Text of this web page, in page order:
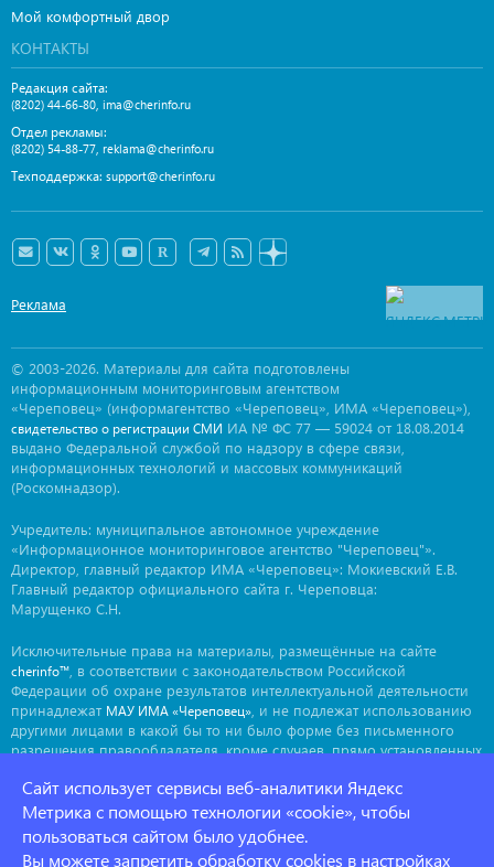
Мой комфортный двор
КОНТАКТЫ
Редакция сайта:
(8202) 44-66-80 ima@cherinfo.ru
Отдел рекламы:
(8202) 54-88-77 reklama@cherinfo.ru
Техподдержка: support@cherinfo.ru
Реклама
© 2003-2026. Материалы для сайта подготовлены
информационным мониторинговым агентством
«Череповец» (информагентство «Череповец», ИМА «Череповец»),
свидетельство о регистрации СМИ ИА № ФС 77 — 59024 от 18.08.2014
выдано Федеральной службой по надзору в сфере связи,
информационных технологий и массовых коммуникаций
(Роскомнадзор).
Учредитель: муниципальное автономное учреждение
«Информационное мониторинговое агентство "Череповец"».
Директор, главный редактор ИМА «Череповец»: Мокиевский Е.В.
Главный редактор официального сайта г. Череповца:
Марущенко С.Н.
Исключительные права на материалы, размещённые на сайте
cherinfo™ , в соответствии с законодательством Российской
Федерации об охране результатов интеллектуальной деятельности
принадлежат МАУ ИМА «Череповец» , и не подлежат использованию
другими лицами в какой бы то ни было форме без письменного
разрешения правообладателя, кроме случаев, прямо установленных
ima@cherinfo.ru. Мнение авторов может не совпадать с мнением
редакции.
При использовании материалов сайтаcherinfo™
является прямая, открытая для индексации гиперссылка на
Сайт использует сервисы веб-аналитики Яндекс
Метрика с помощью технологии «cookie», чтобы
пользоваться сайтом было удобнее.
Вы можете запретить обработку cookies в настройках